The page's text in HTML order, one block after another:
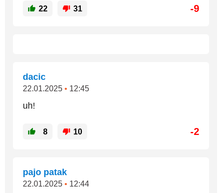
22 31 -9
dacic
22.01.2025 • 12:45
uh!
8 10 -2
pajo patak
22.01.2025 • 12:44